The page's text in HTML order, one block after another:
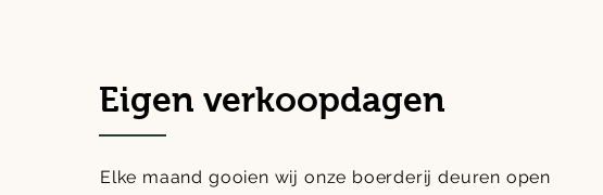
Eigen verkoopdagen
Elke maand gooien wij onze boerderij deuren open